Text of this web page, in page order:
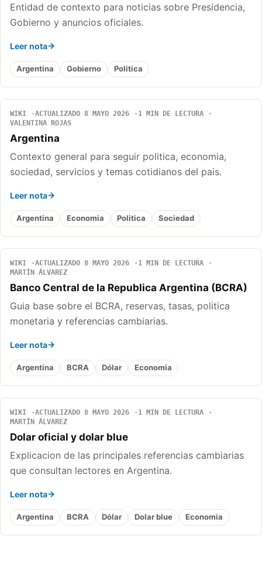
Entidad de contexto para noticias sobre Presidencia,
Gobierno y anuncios oficiales.
Leer nota
Argentina Gobierno Politica
WIKI ACTUALIZADO 8 MAYO 2026
1 MIN DE LECTURA
VALENTINA ROJAS
Argentina
Contexto general para seguir politica, economia,
sociedad, servicios y temas cotidianos del pais.
Leer nota
Argentina Economia Politica Sociedad
WIKI ACTUALIZADO 8 MAYO 2026
1 MIN DE LECTURA
MARTÍN ÁLVAREZ
Banco Central de la Republica Argentina (BCRA)
Guia base sobre el BCRA, reservas, tasas, politica
monetaria y referencias cambiarias.
Leer nota
Argentina BCRA Dólar Economia
WIKI ACTUALIZADO 8 MAYO 2026
1 MIN DE LECTURA
MARTÍN ÁLVAREZ
Dolar oficial y dolar blue
Explicacion de las principales referencias cambiarias
que consultan lectores en Argentina.
Leer nota
Argentina BCRA Dólar Dolar blue Economia